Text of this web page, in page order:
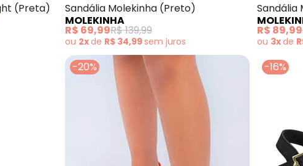
(Preta)
Sandália Molekinha (Preto)
MOLEKINHA
R$ 69,99R$ 139,99
ou 2xde R$ 34,99sem juros
Sandália
Sintético
R$ 89,99
ou 3xde
-20% -16%